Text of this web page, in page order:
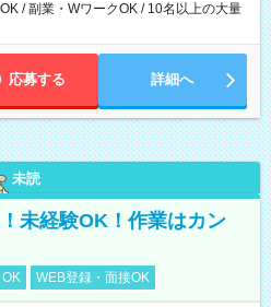
/ 副業・WワークOK / 10名以上の大量
応募する 詳細へ
未読
未経験OK！作業はカン
WEB登録・面接OK